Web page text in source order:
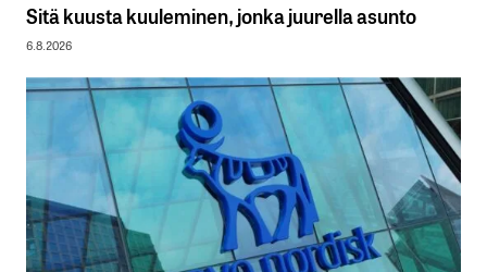
Sitä kuusta kuuleminen, jonka juurella asunto
6.8.2026